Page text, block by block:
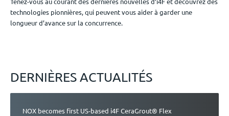
Événements
technologies pionnières, qui peuvent vous aider à garder une
longueur d’avance sur la concurrence.
DERNIÈRES ACTUALITÉS
NOX becomes first US-based i4F CeraGrout® Flex